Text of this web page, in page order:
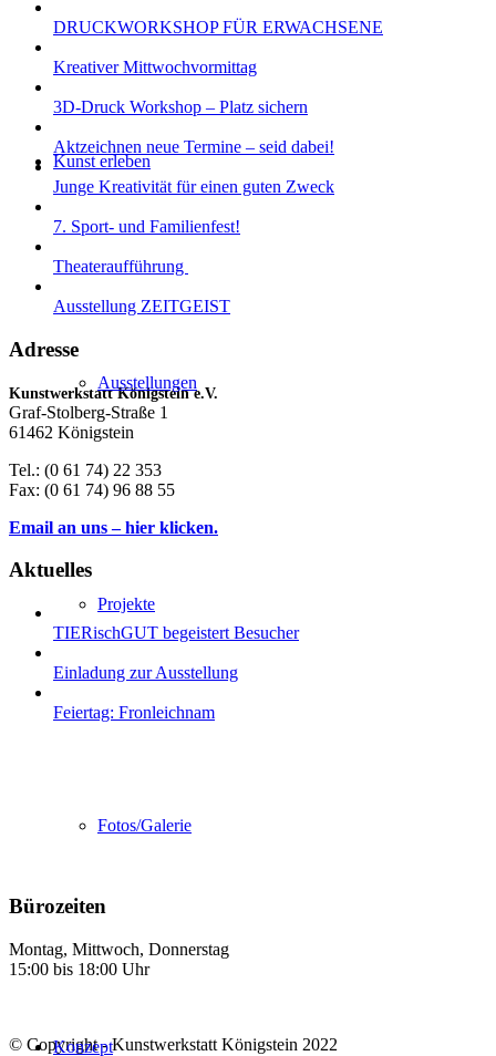
Kunst erleben
Ausstellungen
Projekte
Fotos/Galerie
Konzept
DRUCKWORKSHOP FÜR ERWACHSENE
Kreativer Mittwochvormittag
3D-Druck Workshop – Platz sichern
Aktzeichnen neue Termine – seid dabei!
Junge Kreativität für einen guten Zweck
7. Sport- und Familienfest!
Theateraufführung
Ausstellung ZEITGEIST
Adresse
Kunstwerkstatt Königstein e.V.
Graf-Stolberg-Straße 1
61462 Königstein
Tel.: (0 61 74) 22 353
Fax: (0 61 74) 96 88 55
Email an uns – hier klicken.
Aktuelles
TIERischGUT begeistert Besucher
Einladung zur Ausstellung
Feiertag: Fronleichnam
Bürozeiten
Montag, Mittwoch, Donnerstag
15:00 bis 18:00 Uhr
© Copyright - Kunstwerkstatt Königstein 2022